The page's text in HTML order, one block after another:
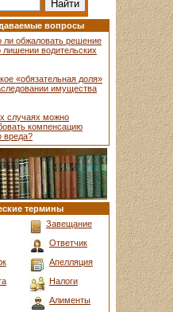
вопросы
ли обжаловать решение
лишении водительских
«обязательная доля»
имущества
случаях можно
компенсацию
вреда?
термины
Завещание
Ответчик
Апелляция
Налоги
Алименты